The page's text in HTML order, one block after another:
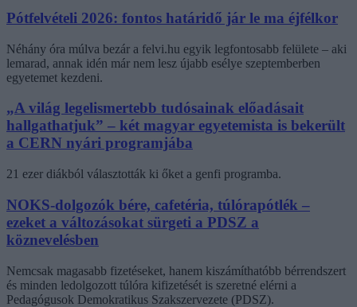
Pótfelvételi 2026: fontos határidő jár le ma éjfélkor
Néhány óra múlva bezár a felvi.hu egyik legfontosabb felülete – aki
lemarad, annak idén már nem lesz újabb esélye szeptemberben
egyetemet kezdeni.
„A világ legelismertebb tudósainak előadásait
hallgathatjuk” – két magyar egyetemista is bekerült
a CERN nyári programjába
21 ezer diákból választották ki őket a genfi programba.
NOKS-dolgozók bére, cafetéria, túlórapótlék –
ezeket a változásokat sürgeti a PDSZ a
köznevelésben
Nemcsak magasabb fizetéseket, hanem kiszámíthatóbb bérrendszert
és minden ledolgozott túlóra kifizetését is szeretné elérni a
Pedagógusok Demokratikus Szakszervezete (PDSZ).